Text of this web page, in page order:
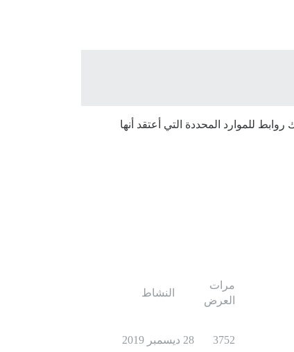
للموارد المحددة التي أعتقد أنها
مرات
العرض
النشاط
3752 28 ديسمبر 2019